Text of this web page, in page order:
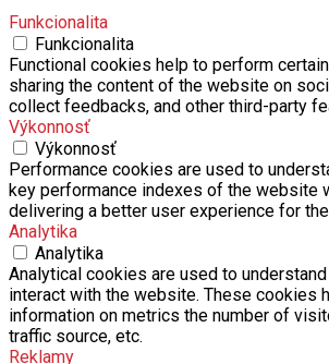
Funkcionalita
Funkcionalita
Functional cookies help to perform
sharing the content of the website on
collect feedbacks, and other third-party
Výkonnosť
Výkonnosť
Performance cookies are used to
key performance indexes of the website
delivering a better user experience for
Analytika
Analytika
Analytical cookies are used to
interact with the website. These cookies
information on metrics the number of
traffic source, etc.
Reklamy